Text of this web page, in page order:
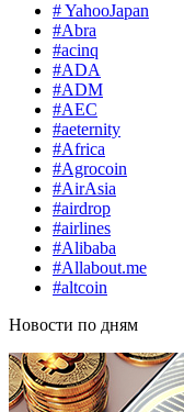
# YahooJapan
#Abra
#acinq
#ADA
#ADM
#AEC
#aeternity
#Africa
#Agrocoin
#AirAsia
#airdrop
#airlines
#Alibaba
#Allabout.me
#altcoin
Новости по дням